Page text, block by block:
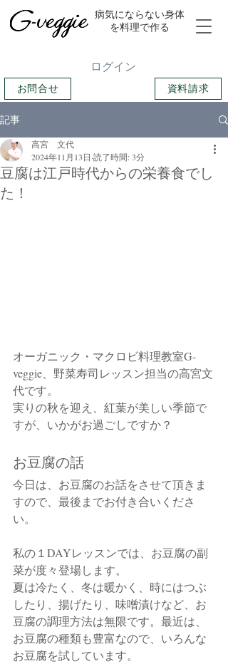
​病気にならない身体
を料理で作る
お問合せ
ログイン
資料請求
記事
豆腐は江戸時代からの栄養食でし
た！
高宮 文代
2024年11月13日 読了時間: 3分
オーガニック・マクロビ料理教室G-
veggie、野菜寿司レッスン担当の高宮文
代です。
実りの秋を迎え、紅葉が美しい季節で
すが、いかがお過ごしですか？
お豆腐の話
今日は、お豆腐のお話をさせて頂きま
すので、最後までお付き合いくださ
い。
私の１DAYレッスンでは、お豆腐の副
菜が度々登場します。
夏は冷たく、冬は暖かく、時にはつぶ
したり、揚げたり、味噌漬けなど、お
豆腐の調理方法は無限です。最近は、
お豆腐の種類も豊富なので、いろんな
お豆腐を試しています。